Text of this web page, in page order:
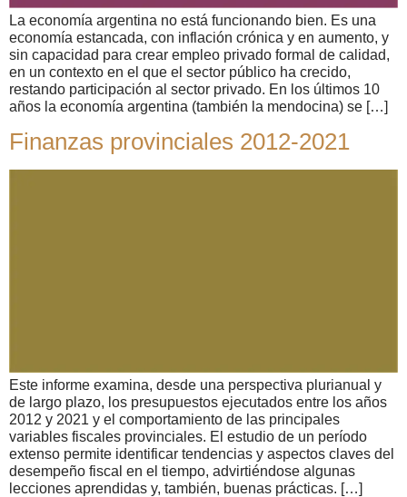
La economía argentina no está funcionando bien. Es una
economía estancada, con inflación crónica y en aumento, y
sin capacidad para crear empleo privado formal de calidad,
en un contexto en el que el sector público ha crecido,
restando participación al sector privado. En los últimos 10
años la economía argentina (también la mendocina) se […]
Finanzas provinciales 2012-2021
Este informe examina, desde una perspectiva plurianual y
de largo plazo, los presupuestos ejecutados entre los años
2012 y 2021 y el comportamiento de las principales
variables fiscales provinciales. El estudio de un período
extenso permite identificar tendencias y aspectos claves del
desempeño fiscal en el tiempo, advirtiéndose algunas
lecciones aprendidas y, también, buenas prácticas. […]